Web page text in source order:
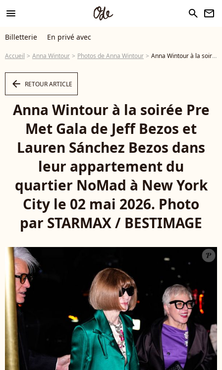
menu search newsletter
Billetterie En privé avec
Accueil Anna Wintour Photos de Anna Wintour Anna Wintour à la soirée Pre Met Gala de Jeff Bezos et Lauren Sánchez Bezos dans leur appartement du quartier NoMad à New York City le 02 mai 2026. Photo par STARMAX / BESTIMAGE - Photo
arrow_left RETOUR ARTICLE
Anna Wintour à la soirée Pre
Met Gala de Jeff Bezos et
Lauren Sánchez Bezos dans
leur appartement du
quartier NoMad à New York
City le 02 mai 2026. Photo
par STARMAX / BESTIMAGE